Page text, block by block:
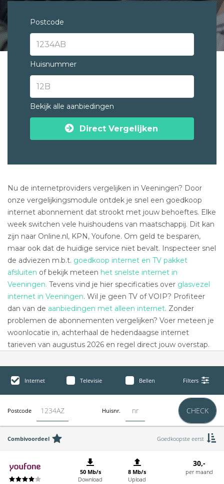
Postcode
Huisnummer
Bekijk alle aanbiedingen
Direct Vergelijken
Nu de internetproviders vergelijken in Veeningen? Door
onze vergelijkingsmodule ontdek je snel een goedkoop
internet abonnement dat strookt met jouw behoeftes. Elke
week switchen vele huishoudens van maatschappij. Dit kan
zijn naar Online.nl, KPN, Youfone. Om geld te besparen,
maar ook dat de huidige service niet bevalt. Inspecteer snel
de adviezen m.b.t. goedkoop internet en TV pakket
afsluiten of bekijk meteen het snelste internet in
Veeningen. Tevens vind je hier specificaties over glasvezel
internet in Veeningen. Wil je geen TV of VOIP? Profiteer
dan van de aanbiedingen met alleen internet. Zonder
problemen de abonnementen vergelijken? Voer meteen je
woonlocatie in, achterhaal de hedendaagse internet
tarieven van augustus 2026 en regel direct jouw overstap.
Internet Televisie Bellen Filters
Postcode Huisnr. CHECK
Combivoordeel Goedkoopste eerst
50 Mb/s
Download
8 Mb/s
Upload
30,-
per maand